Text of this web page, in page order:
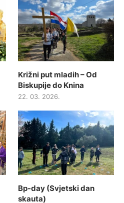
Križni put mladih – Od
Biskupije do Knina
22. 03. 2026.
Bp-day (Svjetski dan
skauta)